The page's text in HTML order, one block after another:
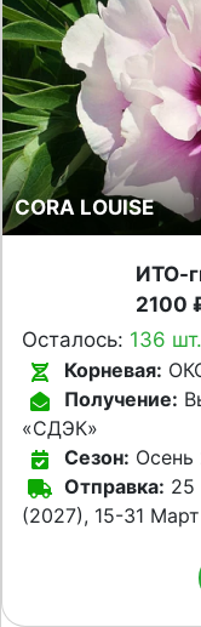
CORA LOUISE
ИТО-
2100
Осталось: 136 шт.
Корневая:
Получение:
«СДЭК»
Сезон: Осень
Отправка: 25
(2027), 15-31